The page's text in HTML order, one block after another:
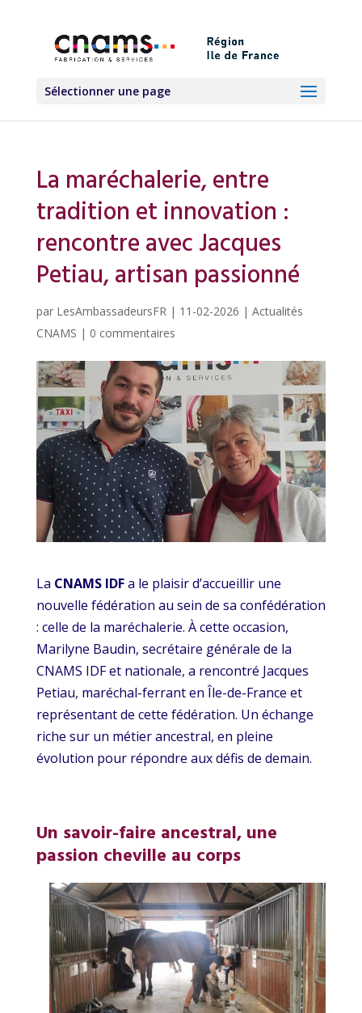
Sélectionner une page
La maréchalerie, entre
tradition et innovation :
rencontre avec Jacques
Petiau, artisan passionné
par LesAmbassadeursFR| 11-02-2026 | Actualités
CNAMS | 0 commentaires
La CNAMS IDFa le plaisir d’accueillir une
nouvelle fédération au sein de sa confédération
: celle de la maréchalerie. À cette occasion,
Marilyne Baudin, secrétaire générale de la
CNAMS IDF et nationale, a rencontré Jacques
Petiau, maréchal-ferrant en Île-de-France et
représentant de cette fédération. Un échange
riche sur un métier ancestral, en pleine
évolution pour répondre aux défis de demain.
Un savoir-faire ancestral, une
passion cheville au corps